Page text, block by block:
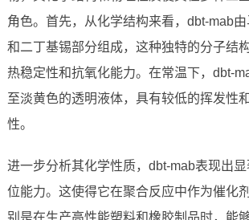
角色。首先，从化学结构来看，dbt-mab
和二丁基锡部分组成，这种独特的分子结
热稳定性和抗氧化能力。在常温下，dbt-
至淡黄色的透明液体，具有较低的挥发性
性。
进一步分析其化学性质，dbt-mab表现出
位能力。这使得它在聚合反应中作为催化